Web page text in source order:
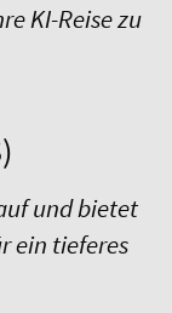
KI-Reise zu
und bietet
ein tieferes